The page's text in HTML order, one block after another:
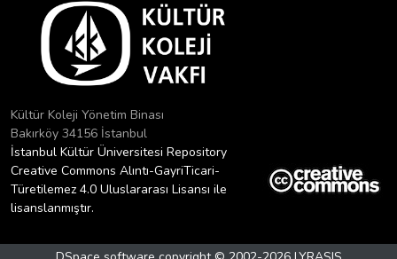
Kültür Koleji Yönetim Binası
Bakırköy 34156 İstanbul
İstanbul Kültür Üniversitesi Repository
Creative Commons Alıntı-GayriTicari-
Türetilemez 4.0 Uluslararası Lisansı ile
lisanslanmıştır.